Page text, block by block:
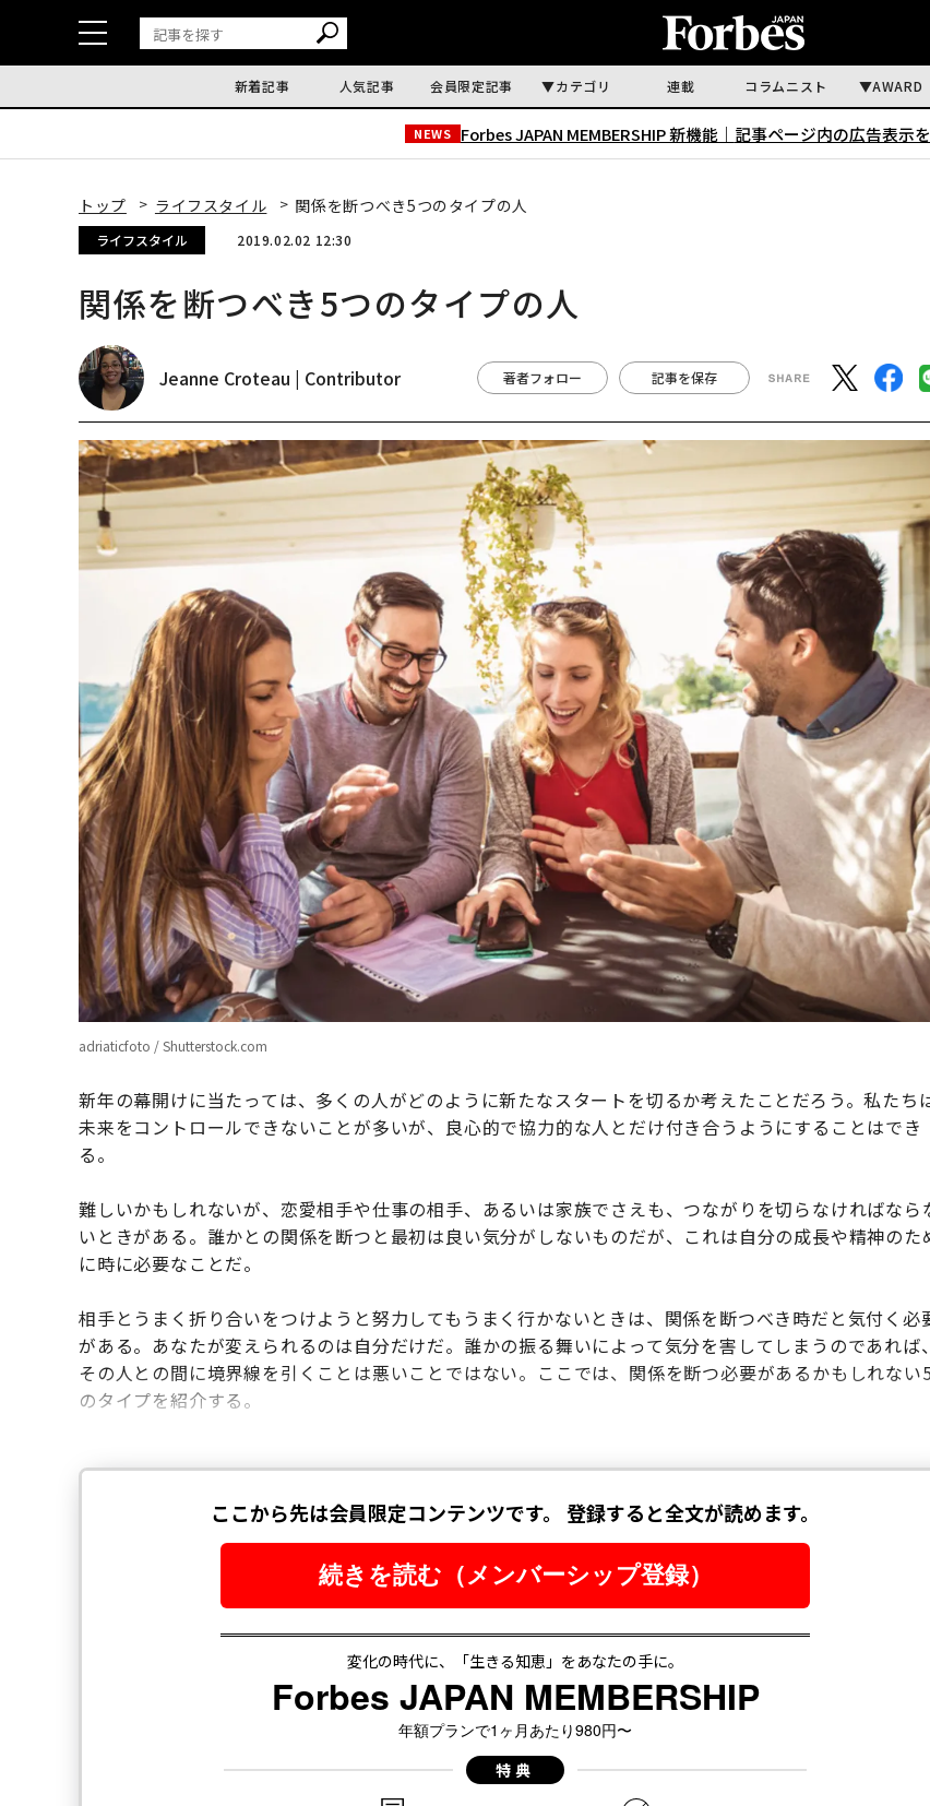
新着記事 人気記事 会員限定記事 カテゴリ 連載 コラムニスト AWARD
NEWS Forbes JAPAN MEMBERSHIP 新機能｜ 記事ページ内の広告表示
トップ ライフスタイル 関係を断つべき5つのタイプの人
ライフスタイル 2019.02.02 12:30
関係を断つべき5つのタイプの人
Jeanne Croteau | Contributor 著者フォロー 記事を保存
adriaticfoto / Shutterstock.com
新年の幕開けに当たっては、多くの人がどのように新たなスタートを切るか考えたことだろう。私たち
未来をコントロールできないことが多いが、良心的で協力的な人とだけ付き合うようにすることはでき
る。
難しいかもしれないが、恋愛相手や仕事の相手、あるいは家族でさえも、つながりを切らなければなら
いときがある。誰かとの関係を断つと最初は良い気分がしないものだが、これは自分の成長や精神のた
に時に必要なことだ。
相手とうまく折り合いをつけようと努力してもうまく行かないときは、関係を断つべき時だと気付く必
がある。あなたが変えられるのは自分だけだ。誰かの振る舞いによって気分を害してしまうのであれば、
その人との間に境界線を引くことは悪いことではない。ここでは、関係を断つ必要があるかもしれない
のタイプを紹介する。